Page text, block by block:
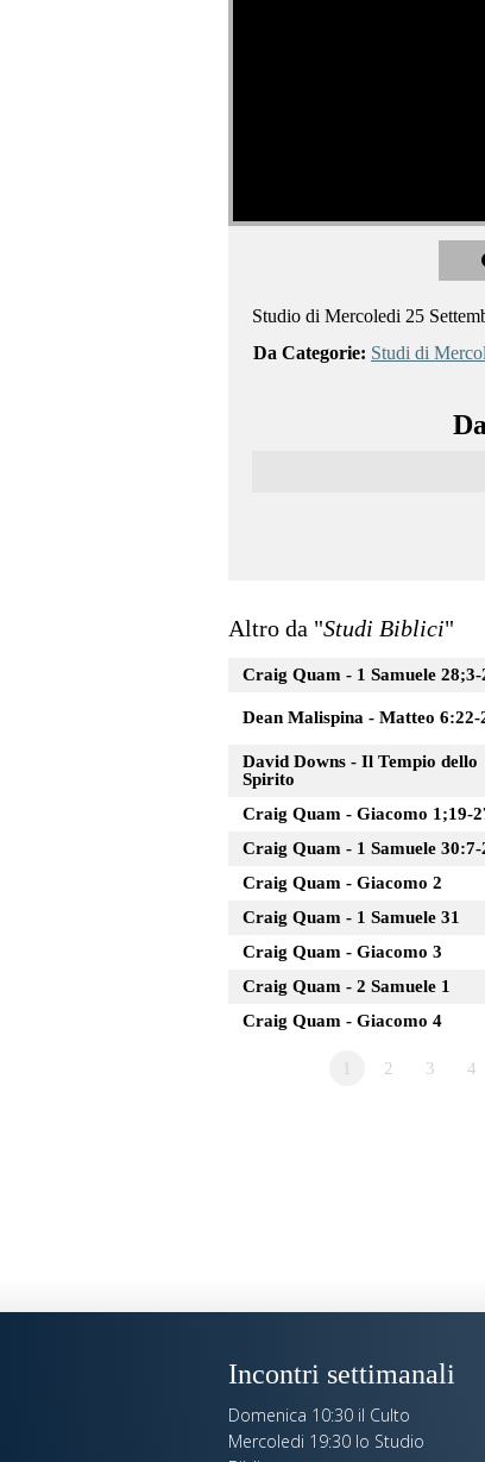
Studio di Mercoledi 25
Da Categorie: Studi di
Altro da "Studi Biblici"
Craig Quam - 1 Samuele 28;3-
Dean Malispina - Matteo 6:22-
David Downs - Il Tempio dello
Spirito
Craig Quam - Giacomo 1;19-
Craig Quam - 1 Samuele 30:7-
Craig Quam - Giacomo 2
Craig Quam - 1 Samuele 31
Craig Quam - Giacomo 3
Craig Quam - 2 Samuele 1
Craig Quam - Giacomo 4
2 3 4
Incontri settimanali
Domenica 10:30 il Culto
Mercoledi 19:30 lo Studio